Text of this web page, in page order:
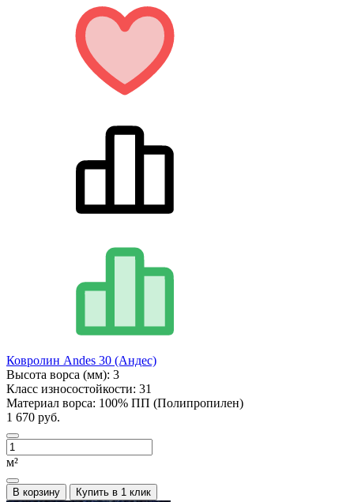
Ковролин Andes 30 (Андес)
Высота ворса (мм): 3
Класс износостойкости: 31
Материал ворса: 100% ПП (Полипропилен)
1 670 руб.
м²
В корзину Купить в 1 клик